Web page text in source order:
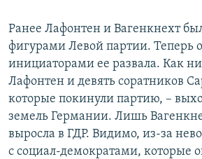
Ранее Лафонтен и Вагенкнехт
фигурами Левой партии. Теперь
инициаторами ее развала. Как
Лафонтен и девять соратников
которые покинули партию, –
земель Германии. Лишь
выросла в ГДР. Видимо, из-за
с социал-демократами, которые